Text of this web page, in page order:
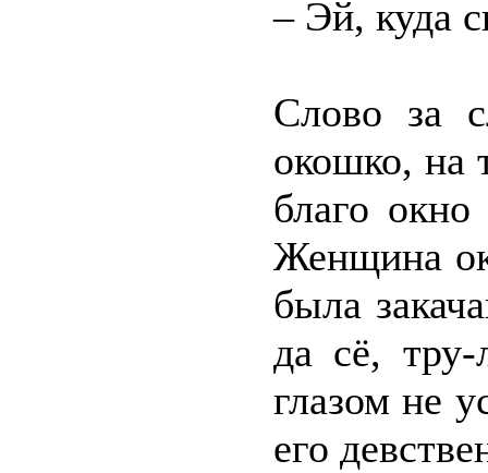
– Эй, куда
Слово за
окошко, на
благо окно
Женщина
была
да сё,
глазом не
его